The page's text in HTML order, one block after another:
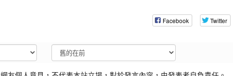
Facebook Twitter